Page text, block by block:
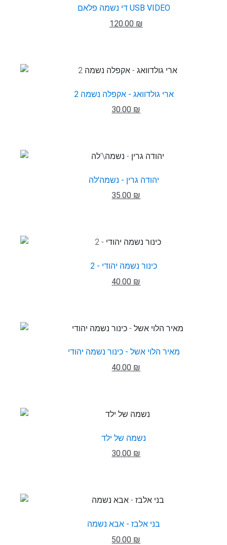
די נשמה פלאם USB VIDEO
120.00 ₪
ארי גולדוואג - אקפלה נשמה 2
30.00 ₪
יהודה גרין - נשמה'לה
35.00 ₪
כינור נשמה יהודי - 2
40.00 ₪
מאיר הלוי אשל - כינור נשמה יהודי
40.00 ₪
נשמה של ילד
30.00 ₪
בני אלבז - אבא נשמה
50.00 ₪